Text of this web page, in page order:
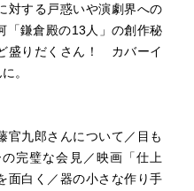
対する戸惑いや演劇界への
「鎌倉殿の13人」の創作秘
盛りだくさん！ カバーイ
。
官九郎さんについて／目も
完璧な会見／映画「仕上
面白く／器の小さな作り手